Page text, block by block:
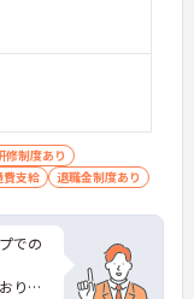
修制度あり
費支給 退職金制度あり
での
り、